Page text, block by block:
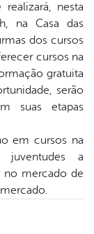
nesta
na Casa das
dos cursos
cursos na
gratuita
serão
suas etapas
em cursos na
juventudes a
no mercado de